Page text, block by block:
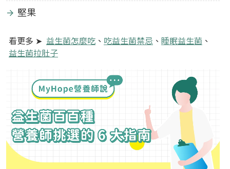
堅果
看更多 ➤ 益生菌怎麼吃 、 吃益生菌禁忌 、 睡眠益生菌 、
益生菌拉肚子